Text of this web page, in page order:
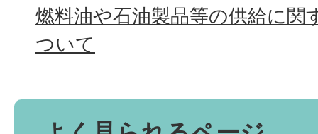
燃料油や石油製品等の供給に関
ついて